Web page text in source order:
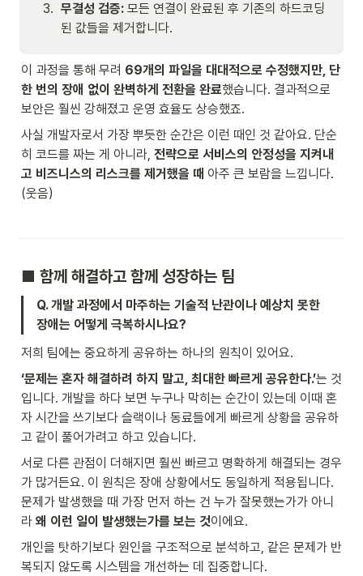
3. 무결성 검증: 모든 연결이 완료된 후 기존의 하드코딩
된 값들을 제거합니다.
이 과정을 통해 무려 69개의 파일을 대대적으로 수정했지만, 단
한 번의 장애 없이 완벽하게 전환을 완료했습니다. 결과적으로
보안은 훨씬 강해졌고 운영 효율도 상승했죠.
사실 개발자로서 가장 뿌듯한 순간은 이런 때인 것 같아요. 단순
히 코드를 짜는 게 아니라, 전략으로 서비스의 안정성을 지켜내
고 비즈니스의 리스크를 제거했을 때 아주 큰 보람을 느낍니다.
(웃음)
■ 함께 해결하고 함께 성장하는 팀
Q. 개발 과정에서 마주하는 기술적 난관이나 예상치 못한
장애는 어떻게 극복하시나요?
저희 팀에는 중요하게 공유하는 하나의 원칙이 있어요.
‘문제는 혼자 해결하려 하지 말고, 최대한 빠르게 공유한다.’는 것
입니다. 개발을 하다 보면 누구나 막히는 순간이 있는데 이때 혼
자 시간을 쓰기보다 슬랙이나 동료들에게 빠르게 상황을 공유하
고 같이 풀어가려고 하고 있습니다.
서로 다른 관점이 더해지면 훨씬 빠르고 명확하게 해결되는 경우
가 많거든요. 이 원칙은 장애 상황에서도 동일하게 적용됩니다.
문제가 발생했을 때 가장 먼저 하는 건 누가 잘못했는가가 아니
라 왜 이런 일이 발생했는가를 보는 것이에요.
개인을 탓하기보다 원인을 구조적으로 분석하고, 같은 문제가 반
복되지 않도록 시스템을 개선하는 데 집중합니다.